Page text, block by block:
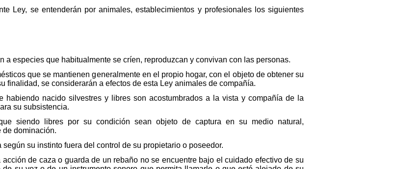
Ley, se entenderán por animales, establecimientos y profesionales los siguientes
a especies que habitualmente se críen, reproduzcan y convivan con las personas.
que se mantienen generalmente en el propio hogar, con el objeto de obtener su
finalidad, se considerarán a efectos de esta Ley animales de compañía.
habiendo nacido silvestres y libres son acostumbrados a la vista y compañía de la
su subsistencia.
siendo libres por su condición sean objeto de captura en su medio natural,
de dominación.
su instinto fuera del control de su propietario o poseedor.
de caza o guarda de un rebaño no se encuentre bajo el cuidado efectivo de su